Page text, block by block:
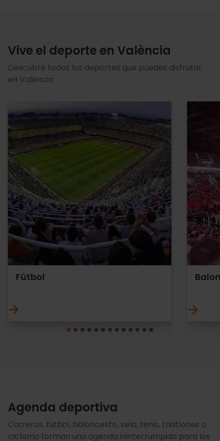
Vive el deporte en València
Descubre todos los deportes que puedes disfrutar
en València
Fútbol
Agenda deportiva
Carreras, fútbol, baloncesto, vela, tenis, triatlones o
ciclismo forman una agenda ininterrumpida para los